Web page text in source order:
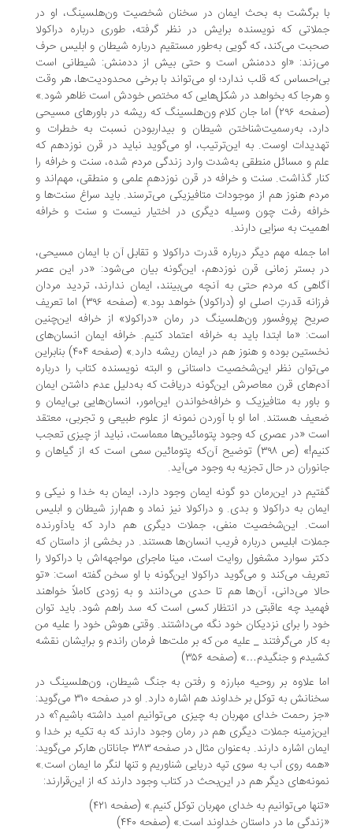
برگشت به بحث ایمان در سخنان شخصیت ون‌هلسینگ، او در
که نویسنده برایش در نظر گرفته، طوری درباره دراکولا
می‌کند، که گویی به‌طور مستقیم درباره شیطان و ابلیس حرف
«او ددمنش است و حتی بیش از ددمنش: شیطانی است
که قلب ندارد؛ او می‌تواند با برخی محدودیت‌ها، هر وقت
که بخواهد در شکل‌هایی که مختص خودش است ظاهر شود.»
(صفحه ۲۹۶) اما جان کلام ون‌هلسینگ که ریشه در باورهای مسیحی
به‌رسمیت‌شناختن شیطان و بیداربودن نسبت به خطرات و
اوست. به این‌ترتیب، او می‌گوید نباید در قرن نوزدهم که
و مسائل منطقی به‌شدت وارد زندگی مردم شده، سنت و خرافه را
گذاشت. سنت و خرافه در قرن نوزدهمِ علمی و منطقی، مهم‌اند و
هنوز هم از موجودات متافیزیکی می‌ترسند. باید سراغ سنت‌ها و
رفت چون وسیله دیگری در اختیار نیست و سنت و خرافه
به سزایی دارند.
جمله مهم دیگر درباره قدرت دراکولا و تقابل آن با ایمان مسیحی،
بستر زمانی قرن نوزدهم، این‌گونه بیان می‌شود: «در این عصر
که مردم حتی به آنچه می‌بینند، ایمان ندارند، تردید مردان
فرزانه قدرتِ اصلی او (دراکولا) خواهد بود.» (صفحه ۳۹۶) اما تعریف
پروفسور ون‌هلسینگ در رمان «دراکولا» از خرافه این‌چنین
«ما ابتدا باید به خرافه اعتماد کنیم. خرافه ایمان انسان‌های
نخستین بوده و هنوز هم در ایمان ریشه دارد.» (صفحه ۴۰۴) بنابراین
نظر این‌شخصیت داستانی و البته نویسنده کتاب را درباره
قرن معاصرش این‌گونه دریافت که به‌دلیل عدم داشتن ایمان
به متافیزیک و خرافه‌خواندن این‌امور، انسان‌هایی بی‌ایمان و
هستند. اما او با آوردن نمونه از علوم طبیعی و تجربی، معتقد
«در عصری که وجود پتومائین‌ها معماست، نباید از چیزی تعجب
کنیم!» (ص ۳۹۸) توضیح آن‌که پتومائین سمی است که از گیاهان و
در حال تجزیه به وجود می‌آید.
در این‌رمان دو گونه ایمان وجود دارد، ایمان به خدا و نیکی و
به دراکولا و بدی. و دراکولا نیز نماد و هم‌ارز شیطان و ابلیس
این‌شخصیت منفی‌، جملات دیگری هم دارد که یادآورنده
ابلیس درباره فریب انسان‌ها هستند. در بخشی از داستان که
سوارد مشغول روایت است، مینا ماجرای مواجهه‌اش با دراکولا را
می‌کند و می‌گوید دراکولا این‌گونه با او سخن گفته است: «تو
می‌دانی، آن‌ها هم تا حدی می‌دانند و به زودی کاملاً خواهند
چه عاقبتی در انتظار کسی است که سد راهم شود. باید توان
را برای نزدیکان خود نگه می‌داشتند. وقتی هوش خود را علیه من
کار می‌گرفتند _ علیه من که بر ملت‌ها فرمان راندم و برایشان نقشه
و جنگیدم…» (صفحه ۳۵۶)
علاوه بر روحیه مبارزه و رفتن به جنگ شیطان، ون‌هلسینگ در
سخنانش به توکل بر خداوند هم اشاره دارد. او در صفحه ۳۱۰ می‌گوید:
رحمت خدای مهربان به چیزی می‌توانیم امید داشته باشیم؟» در
جملات دیگری هم در رمان وجود دارند که به تکیه بر خدا و
ایمان اشاره دارند. به‌عنوان مثال در صفحه ۳۸۳ جاناتان هارکر می‌گوید:
روی آب به سوی تپه دریایی شناوریم و تنها لنگر ما ایمان است.»
دیگر هم در این‌بحث در کتاب وجود دارند که از این‌قرارند:
می‌توانیم به خدای مهربان توکل کنیم.» (صفحه ۴۲۱)
ما در داستان خداوند است.» (صفحه ۴۴۰)